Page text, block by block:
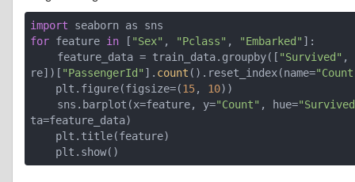
import
for feature in [ "Sex" , "Pclass" , "Embarked" ]:
    feature_data = train_data.groupby([
"Survived" ,
re])[ "PassengerId" ]. count ().reset_index(name=
    plt.figure(figsize=(
15, 10))
    sns.barplot(x=feature, y=
"Count" , hue=
ta=feature_data)